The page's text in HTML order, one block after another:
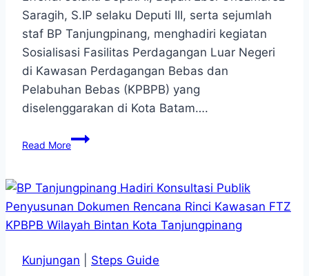
Saragih, S.IP selaku Deputi III, serta sejumlah
staf BP Tanjungpinang, menghadiri kegiatan
Sosialisasi Fasilitas Perdagangan Luar Negeri
di Kawasan Perdagangan Bebas dan
Pelabuhan Bebas (KPBPB) yang
diselenggarakan di Kota Batam….
Read More
BP
Tanjungpinang
Kegiatan
Sosialisasi
Fasilitas
Perdagangan
Negeri
Kunjungan Steps Guide